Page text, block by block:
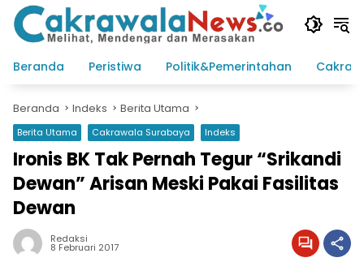
Langsung
konten
Beranda
Peristiwa Politik&Pemerintahan
Beranda Indeks Berita Utama
Berita Utama Cakrawala Surabaya Indeks
Ironis BK Tak Pernah Tegur “Srikandi
Dewan” Arisan Meski Pakai Fasilitas
Dewan
Redaksi
8 Februari 2017